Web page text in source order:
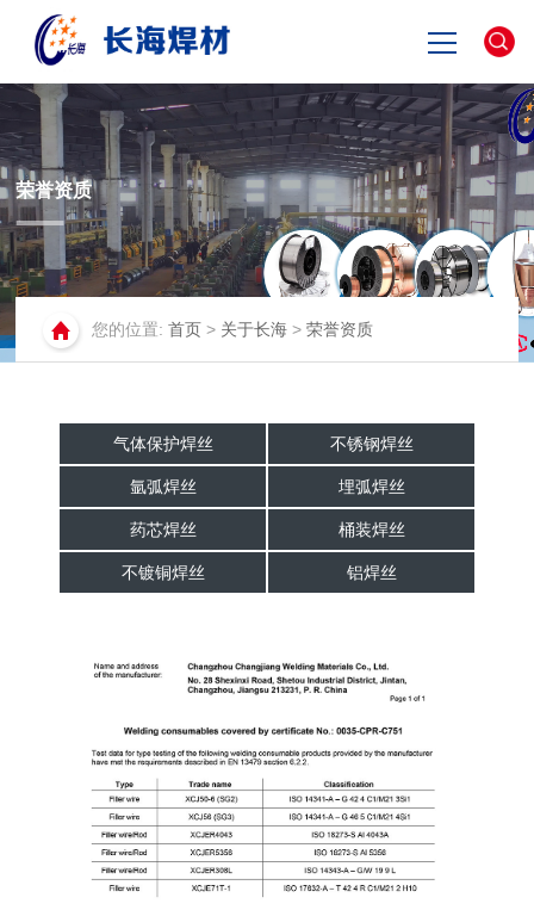
网站首页
关于长海
产品中心
新闻资讯
荣誉资质
您的位置:首页 > 关于长海 >荣誉资质
气体保护焊丝 不锈钢焊丝
氩弧焊丝 埋弧焊丝
药芯焊丝 桶装焊丝
不镀铜焊丝 铝焊丝